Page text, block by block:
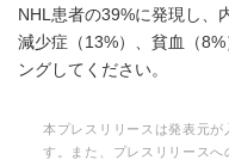
NHL患者の39%に発現し、
減少症（13%）、貧血（
ングしてください。
本プレスリリースは発表元が
す。また、プレスリリース